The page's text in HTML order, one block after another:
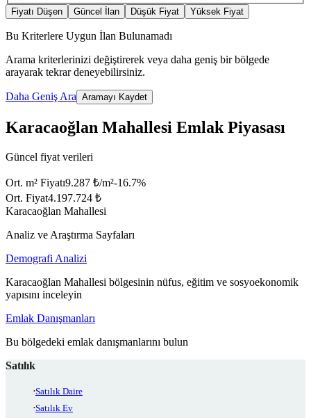
Fiyatı Düşen Güncel İlan Düşük Fiyat Yüksek Fiyat
Bu Kriterlere Uygun İlan Bulunamadı
Arama kriterlerinizi değiştirerek veya daha geniş bir bölgede
arayarak tekrar deneyebilirsiniz.
Daha Geniş Ara Aramayı Kaydet
Karacaoğlan Mahallesi Emlak Piyasası
Güncel fiyat verileri
Ort. m² Fiyatı9.287 ₺/m²-16.7%
Ort. Fiyat4.197.724 ₺
Karacaoğlan Mahallesi
Analiz ve Araştırma Sayfaları
Demografi Analizi
Karacaoğlan Mahallesi bölgesinin nüfus, eğitim ve sosyoekonomik
yapısını inceleyin
Emlak Danışmanları
Bu bölgedeki emlak danışmanlarını bulun
Satılık
Satılık Daire
Satılık Ev